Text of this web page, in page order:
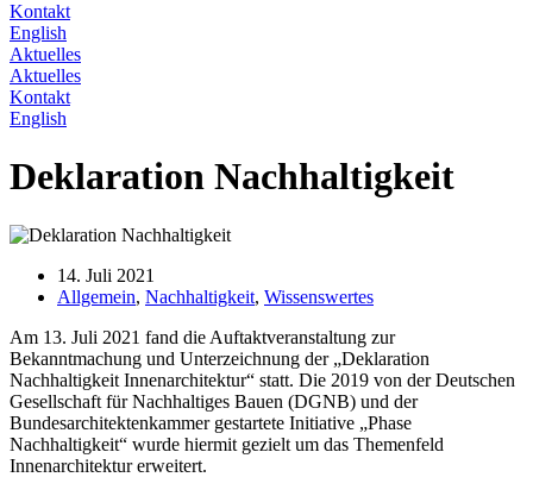
Kontakt
English
Aktuelles
Aktuelles
Kontakt
English
Deklaration Nachhaltigkeit
14. Juli 2021
Allgemein, Nachhaltigkeit, Wissenswertes
Am 13. Juli 2021 fand die Auftaktveranstaltung zur
Bekanntmachung und Unterzeichnung der „Deklaration
Nachhaltigkeit Innenarchitektur“ statt. Die 2019 von der Deutschen
Gesellschaft für Nachhaltiges Bauen (DGNB) und der
Bundesarchitektenkammer gestartete Initiative „Phase
Nachhaltigkeit“ wurde hiermit gezielt um das Themenfeld
Innenarchitektur erweitert.